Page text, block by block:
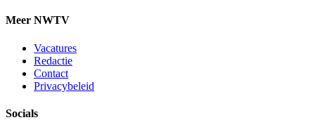
Meer NWTV
Vacatures
Redactie
Contact
Privacybeleid
Socials